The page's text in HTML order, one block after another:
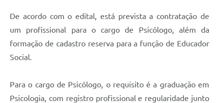
De acordo com o edital, está prevista a contratação de
um profissional para o cargo de Psicólogo, além da
formação de cadastro reserva para a função de Educador
Social.
Para o cargo de Psicólogo, o requisito é a graduação em
Psicologia, com registro profissional e regularidade junto